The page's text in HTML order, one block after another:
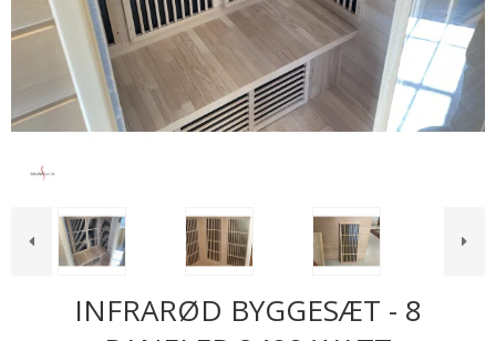
INFRARØD BYGGESÆT - 8